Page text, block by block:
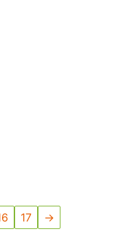
17 →